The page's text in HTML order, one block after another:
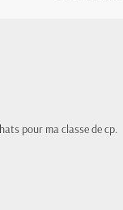
pour ma classe de cp.